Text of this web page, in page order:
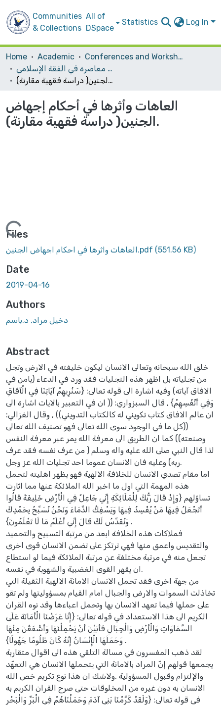
Communities
& Collections
All of
DSpace
Statistics Log In
Home Academic
Conferences and Workshops
المؤتمر الدولي التاسع لكلية الشريعة بعنوان : "قضايا طبية معاصرة في الفقة الإسلامي".
العاهات وأثرها في أحكام إجهاض الجنين( دراسة فقهية مقارنة).
العاهات وأثرها في أحكام إجهاض
الجنين( دراسة فقهية مقارنة).
Files
العاهات واثرها في احكام اجهاض الجنين.pdf (551.56 KB)
Date
2019-04-16
Authors
دخيل مراد, د.باسم
Abstract
خلق الله سبحانه وتعالى الانسان ليكون خليفته في الارض وتجل
من تجلياته بل اظهر هذه التجليات فقد ورد في الدعاء (يامن في
الافاق آياته) وفيه اشارة الى قوله تعالى: {سَنُرِيهِمْ آيَاتِنَا فِي الْآفَاقِ
وَفِي أَنْفُسِهِمْ} , قال السبزواري: (( ان في التعبير بالايات اشارة الى
ان عالم الافاق كتاب تكويني له كالكتاب التدويني)) , وقال الغزالي:
((كل ما في الوجود سوى الله تعالى فهو تصنيف الله تعالى
وصنعته)) كما ان الطريق الى معرفة الله يمر عبر معرفة النفس
لذا قال النبي صلى الله عليه واله وسلم ( من عرف نفسه فقد عرف
ربه) وعليه فان الانسان عموما احد تجليات الله عز وجل.
اما مقام تصدي الانسان للخلافة الالهية فهو يظهر اهليته لتحمل
هذه المهمة التي اول ما اخبر الله الملائكة عنها مما اثارت
تساؤلهم {وَإِذْ قَالَ رَبُّكَ لِلْمَلَائِكَةِ إِنِّي جَاعِلٌ فِي الْأَرْضِ خَلِيفَةً قَالُوا
أَتَجْعَلُ فِيهَا مَنْ يُفْسِدُ فِيهَا وَيَسْفِكُ الدِّمَاءَ وَنَحْنُ نُسَبِّحُ بِحَمْدِكَ
وَنُقَدِّسُ لَكَ قَالَ إِنِّي أَعْلَمُ مَا لَا تَعْلَمُونَ} .
فملاكات هذه الخلافة ابعد من مرتبة التسبيح والتحميد
والتقديس واعمق منها فهي ترتكز على تضمن الانسان قوى اخرى
تجعل منه في مرتبة مختلفة عن مرتبة الملائكة فيما لو استطاع
ان يقهر القوى الغضبية والشهوية في نفسه.
من جهة اخرى فقد تحمل الانسان الامانة الالهية الثقيلة التي
تخاذلت السموات والارض والجبال امام القيام بمسؤوليتها ولم تقو
على حملها فيما تعهد الانسان بها وتحمل اعباءها وقد نوه القران
الكريم الى هذا الاستعداد في قوله تعالى: {إِنَّا عَرَضْنَا الْأَمَانَةَ عَلَى
السَّمَاوَاتِ وَالْأَرْضِ وَالْجِبَالِ فَأَبَيْنَ أَنْ يَحْمِلْنَهَا وَأَشْفَقْنَ مِنْهَا
وَحَمَلَهَا الْإِنْسَانُ إِنَّهُ كَانَ ظَلُومًا جَهُولًا} .
لقد ذهب المفسرون في مسالة التلقي هذه الى اقوال متقاربة
يجمعها قولهم إنّ المراد بالامانة التي يتحملها الانسان هي التعهّد
والإلتزام وقبول المسؤولية ,ولاشك ان هذا نوع تكريم خص الله
الانسان به دون غيره من المخلوقات حتى صرح القران الكريم به
في قوله تعالى: {وَلَقَدْ كَرَّمْنَا بَنِي آدَمَ وَحَمَلْنَاهُمْ فِي الْبَرِّ وَالْبَحْرِ